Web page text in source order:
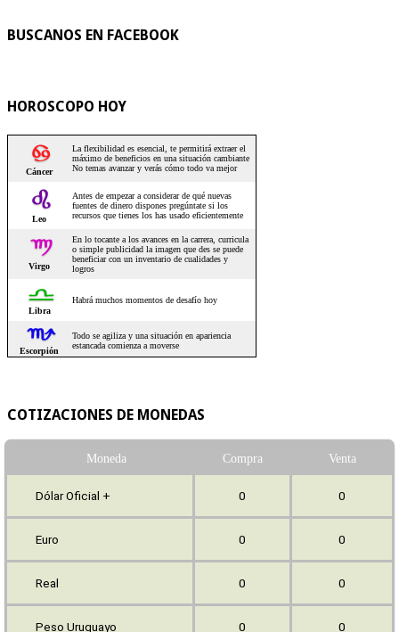
BUSCANOS EN FACEBOOK
HOROSCOPO HOY
COTIZACIONES DE MONEDAS
Moneda Compra Venta
Dólar Oficial + 0 0
Euro 0 0
Real 0 0
Peso Uruguayo 0 0